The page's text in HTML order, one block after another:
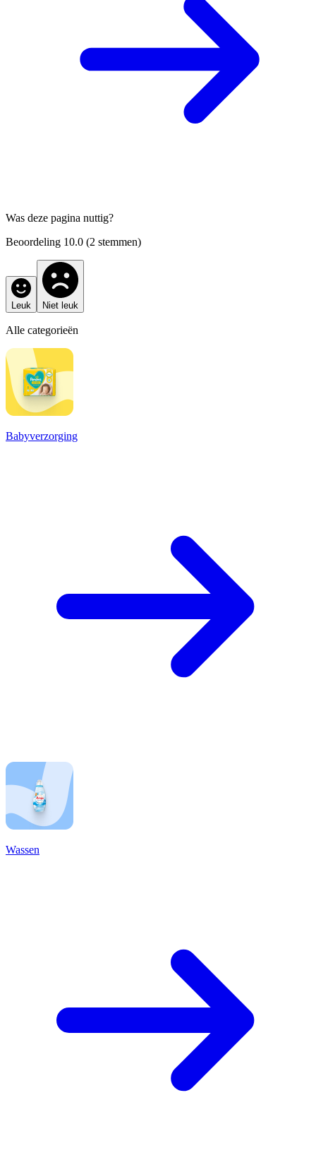
Was deze pagina nuttig?
Beoordeling 10.0 (2 stemmen)
Leuk Niet leuk
Alle categorieën
Babyverzorging
Wassen